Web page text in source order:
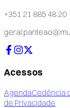
+351 21 885 48 20
Acessos
AgendaCedência
de Privacidade